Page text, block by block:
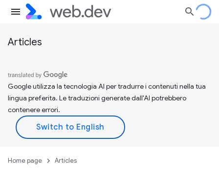
Articles
Google utilizza la tecnologia AI per tradurre i contenuti nella tua
lingua preferita. Le traduzioni generate dall'AI potrebbero
contenere errori.
Home page Articles